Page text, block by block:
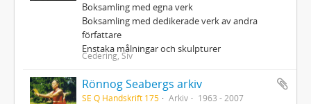
Boksamling med egna verk
Boksamling med dedikerade verk av andra
författare
Enstaka målningar och skulpturer
Cedering, Siv
Rönnog Seabergs arkiv
SE Q Handskrift 175 Arkiv 1963 - 2007